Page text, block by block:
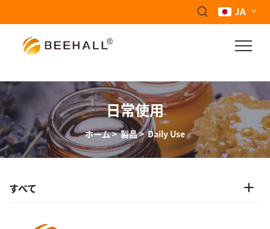
JA
日常使用
ホーム>製品>Daily Use
すべて